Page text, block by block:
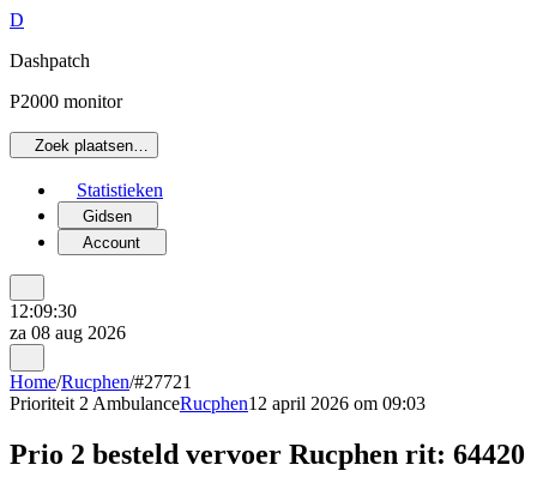
D
Dashpatch
P2000 monitor
Zoek plaatsen…
Statistieken
Gidsen
Account
12:09:30
za 08 aug 2026
Home/Rucphen/#27721
Prioriteit 2 AmbulanceRucphen12 april 2026 om 09:03
Prio 2 besteld vervoer Rucphen rit: 64420